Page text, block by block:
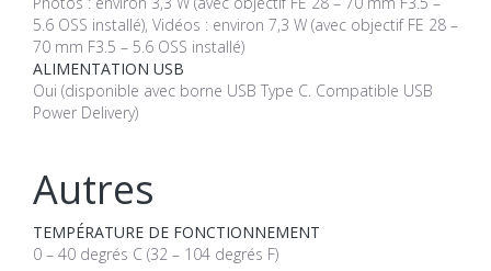
5.6 OSS installé), Vidéos : environ 7,3 W (avec objectif FE 28 –
70 mm F3.5 – 5.6 OSS installé)
ALIMENTATION USB
Oui (disponible avec borne USB Type C. Compatible USB
Power Delivery)
Autres
TEMPÉRATURE DE FONCTIONNEMENT
0 – 40 degrés C (32 – 104 degrés F)